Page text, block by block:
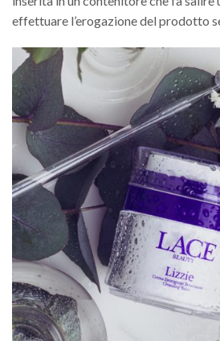
effettuare l’erogazione del prodotto